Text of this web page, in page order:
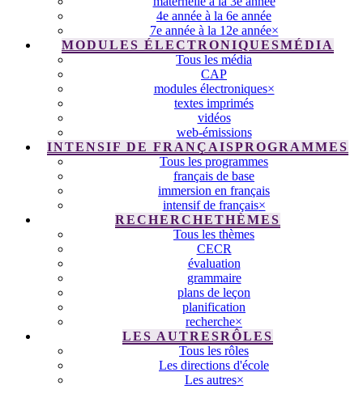
4e année à la 6e année
7e année à la 12e année×
MODULES ÉLECTRONIQUESMÉDIA
Tous les média
CAP
modules électroniques×
textes imprimés
vidéos
web-émissions
INTENSIF DE FRANÇAISPROGRAMMES
Tous les programmes
français de base
immersion en français
intensif de français×
RECHERCHETHÈMES
Tous les thèmes
CECR
évaluation
grammaire
plans de leçon
planification
recherche×
LES AUTRESRÔLES
Tous les rôles
Les directions d'école
Les autres×